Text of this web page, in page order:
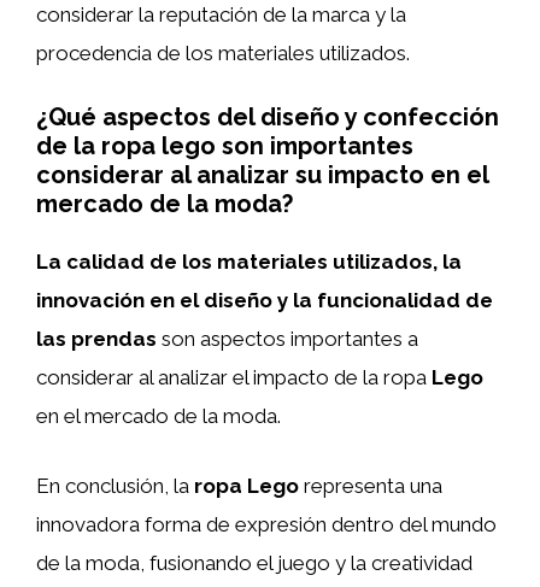
considerar la reputación de la marca y la
procedencia de los materiales utilizados.
¿Qué aspectos del diseño y confección
de la ropa lego son importantes
considerar al analizar su impacto en el
mercado de la moda?
La calidad de los materiales utilizados, la
innovación en el diseño y la funcionalidad de
las prendas son aspectos importantes a
considerar al analizar el impacto de la ropa Lego
en el mercado de la moda.
En conclusión, la ropa Lego representa una
innovadora forma de expresión dentro del mundo
de la moda, fusionando el juego y la creatividad